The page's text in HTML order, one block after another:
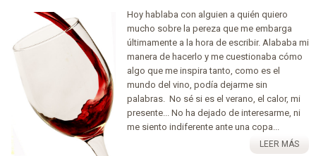
Hoy hablaba con alguien a quién quiero
mucho sobre la pereza que me embarga
últimamente a la hora de escribir. Alababa mi
manera de hacerlo y me cuestionaba cómo
algo que me inspira tanto, como es el
mundo del vino, podía dejarme sin
palabras. No sé si es el verano, el calor, mi
presente... No ha dejado de interesarme, ni
me siento indiferente ante una copa...
LEER MÁS